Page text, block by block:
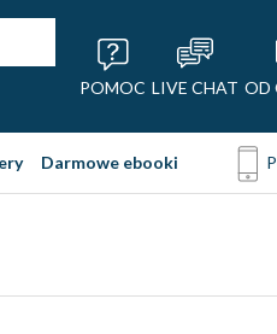
POMOC LIVE CHAT OD
Darmowe ebooki